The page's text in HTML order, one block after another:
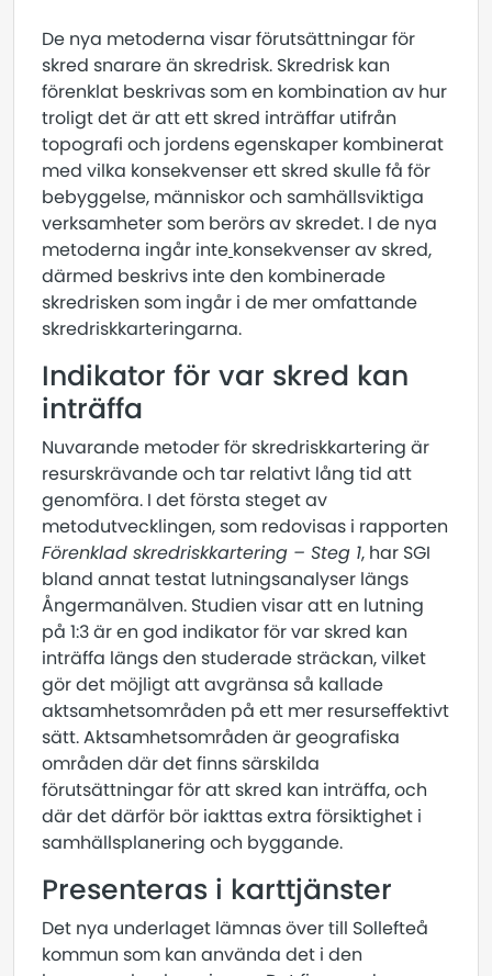
De nya metoderna visar förutsättningar för
skred snarare än skredrisk. Skredrisk kan
förenklat beskrivas som en kombination av hur
troligt det är att ett skred inträffar utifrån
topografi och jordens egenskaper kombinerat
med vilka konsekvenser ett skred skulle få för
bebyggelse, människor och samhällsviktiga
verksamheter som berörs av skredet. I de nya
metoderna ingår inte konsekvenser av skred,
därmed beskrivs inte den kombinerade
skredrisken som ingår i de mer omfattande
skredriskkarteringarna.
Indikator för var skred kan
inträffa
Nuvarande metoder för skredriskkartering är
resurskrävande och tar relativt lång tid att
genomföra. I det första steget av
metodutvecklingen, som redovisas i rapporten
Förenklad skredriskkartering – Steg 1, har SGI
bland annat testat lutningsanalyser längs
Ångermanälven. Studien visar att en lutning
på 1:3 är en god indikator för var skred kan
inträffa längs den studerade sträckan, vilket
gör det möjligt att avgränsa så kallade
aktsamhetsområden på ett mer resurseffektivt
sätt. Aktsamhetsområden är geografiska
områden där det finns särskilda
förutsättningar för att skred kan inträffa, och
där det därför bör iakttas extra försiktighet i
samhällsplanering och byggande.
Presenteras i karttjänster
Det nya underlaget lämnas över till Sollefteå
kommun som kan använda det i den